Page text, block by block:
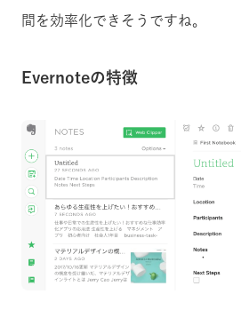
間を効率化できそうですね。
Evernoteの特徴